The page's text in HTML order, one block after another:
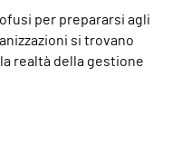
per prepararsi agli
si trovano
realtà della gestione